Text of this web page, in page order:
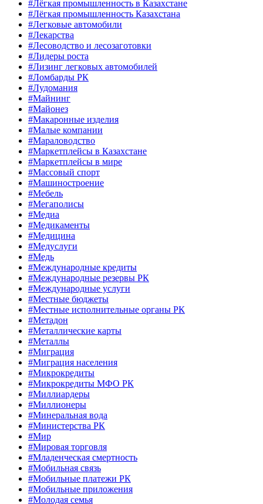
#Лёгкая промышленность в Казахстане
#Лёгкая промышленность Казахстана
#Легковые автомобили
#Лекарства
#Лесоводство и лесозаготовки
#Лидеры роста
#Лизинг легковых автомобилей
#Ломбарды РК
#Лудомания
#Майнинг
#Майонез
#Макаронные изделия
#Малые компании
#Мараловодство
#Маркетплейсы в Казахстане
#Маркетплейсы в мире
#Массовый спорт
#Машиностроение
#Мебель
#Мегаполисы
#Медиа
#Медикаменты
#Медицина
#Медуслуги
#Медь
#Международные кредиты
#Международные резервы РК
#Международные услуги
#Местные бюджеты
#Местные исполнительные органы РК
#Метадон
#Металлические карты
#Металлы
#Миграция
#Миграция населения
#Микрокредиты
#Микрокредиты МФО РК
#Миллиардеры
#Миллионеры
#Минеральная вода
#Министерства РК
#Мир
#Мировая торговля
#Младенческая смертность
#Мобильная связь
#Мобильные платежи РК
#Мобильные приложения
#Молодая семья